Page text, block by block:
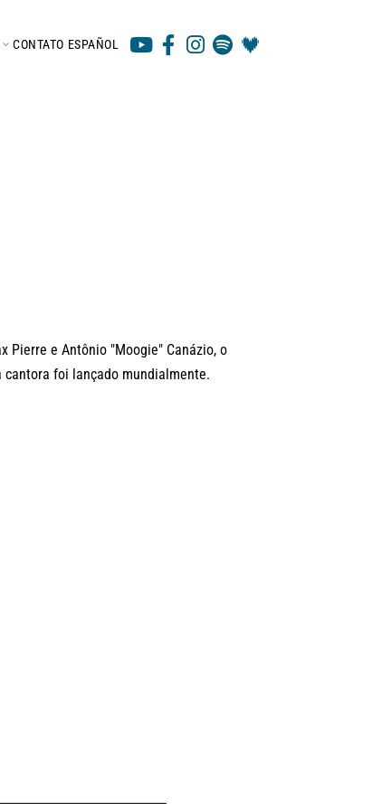
CONTATO ESPAÑOL
Pierre e Antônio "Moogie" Canázio, o
foi lançado mundialmente.